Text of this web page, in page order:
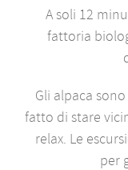
A soli 12
fattoria
Gli alpaca
fatto di stare
relax. Le
per